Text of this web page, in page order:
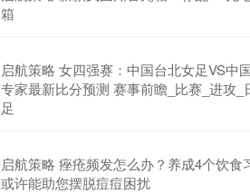
箱
启航策略 女四强赛：中国台北女足VS中
专家最新比分预测 赛事前瞻_比赛_进攻_
足
启航策略 痤疮频发怎么办？养成4个饮食
或许能助您摆脱痘痘困扰